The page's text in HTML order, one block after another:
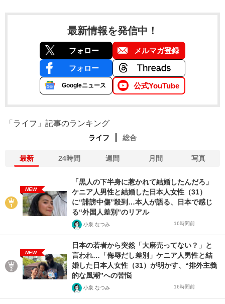
最新情報を発信中！
フォロー メルマガ登録
フォロー
Googleニュース 公式YouTube
「ライフ」記事のランキング
ライフ 総合
最新 24時間 週間 月間 写真
NEW
「黒人の下半身に惹かれて結婚したんだろ」
ケニア人男性と結婚した日本人女性（31）
に“誹謗中傷”殺到…本人が語る、日本で感じ
る“外国人差別”のリアル
小泉 なつみ 16時間前
NEW
日本の若者から突然「大麻売ってない？」と
言われ…「侮辱だし差別」ケニア人男性と結
婚した日本人女性（31）が明かす、“排外主義
的な風潮”への苦悩
小泉 なつみ 16時間前